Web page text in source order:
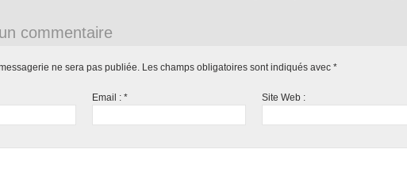
commentaire
ne sera pas publiée. Les champs obligatoires sont indiqués avec *
Email :* Site Web :